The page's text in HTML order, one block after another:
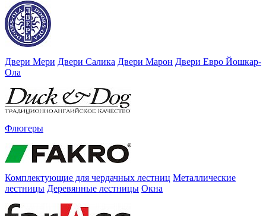
Двери Мери Двери Салика Двери Марон Двери Евро Йошкар-
Ола
Флюгеры
Комплектующие для чердачных лестниц Металлические
лестницы Деревянные лестницы Окна